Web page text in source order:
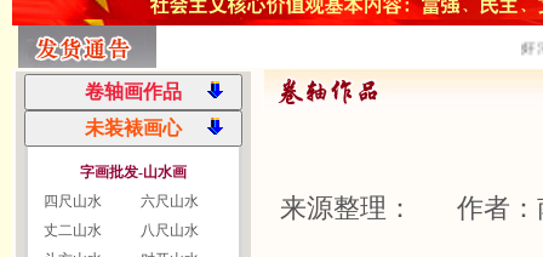
好
字画批发-山水画
四尺山水
六尺山水
丈二山水
八尺山水
来源整理： 作者：